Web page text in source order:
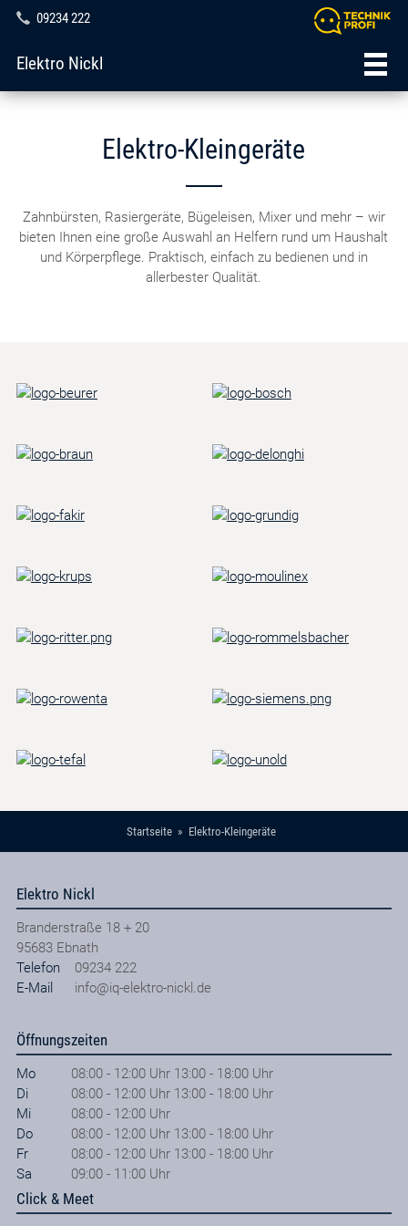
09234 222
Elektro Nickl
Elektro-Kleingeräte
Zahnbürsten, Rasiergeräte, Bügeleisen, Mixer und mehr – wir
bieten Ihnen eine große Auswahl an Helfern rund um Haushalt
und Körperpflege. Praktisch, einfach zu bedienen und in
allerbester Qualität.
Startseite Elektro-Kleingeräte
Elektro Nickl
Branderstraße 18 + 20
95683 Ebnath
Telefon
09234 222
E-Mail
info@iq-elektro-nickl.de
Öffnungszeiten
Mo
08:00 - 12:00 Uhr 13:00 - 18:00 Uhr
Di
08:00 - 12:00 Uhr 13:00 - 18:00 Uhr
Mi
08:00 - 12:00 Uhr
Do
08:00 - 12:00 Uhr 13:00 - 18:00 Uhr
Fr
08:00 - 12:00 Uhr 13:00 - 18:00 Uhr
Sa
09:00 - 11:00 Uhr
Click & Meet